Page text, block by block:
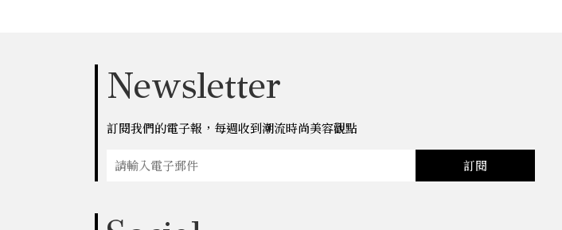
Newsletter
訂閱我們的電子報，每週收到潮流時尚美容觀點
訂閱